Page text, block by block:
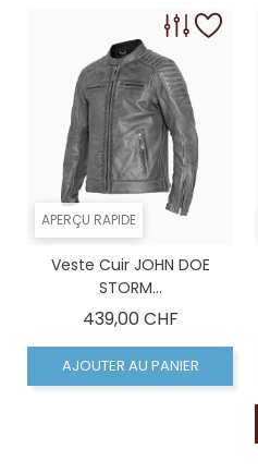
APERÇU RAPIDE
Veste Cuir JOHN DOE
STORM...
439,00 CHFPrix
AJOUTER AU PANIER